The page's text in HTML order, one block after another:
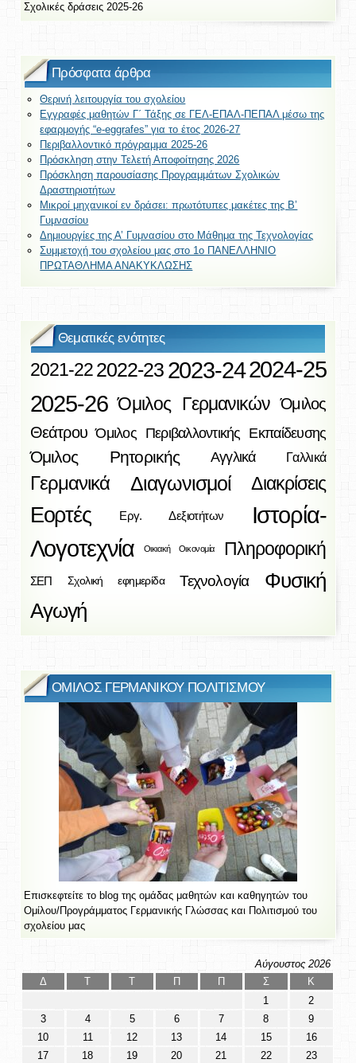
Σχολικές δράσεις 2025-26
Πρόσφατα άρθρα
Θερινή λειτουργία του σχολείου
Εγγραφές μαθητών Γ΄ Τάξης σε ΓΕΛ-ΕΠΑΛ-ΠΕΠΑΛ μέσω της
εφαρμογής “e-eggrafes” για το έτος 2026-27
Περιβαλλοντικό πρόγραμμα 2025-26
Πρόσκληση στην Τελετή Αποφοίτησης 2026
Πρόσκληση παρουσίασης Προγραμμάτων Σχολικών
Δραστηριοτήτων
Μικροί μηχανικοί εν δράσει: πρωτότυπες μακέτες της Β’
Γυμνασίου
Δημιουργίες της Α’ Γυμνασίου στο Μάθημα της Τεχνολογίας
Συμμετοχή του σχολείου μας στο 1ο ΠΑΝΕΛΛΗΝΙΟ
ΠΡΩΤΑΘΛΗΜΑ ΑΝΑΚΥΚΛΩΣΗΣ
Θεματικές ενότητες
2021-22 2022-23 2023-242024-25
2025-26 Όμιλος Γερμανικών
Όμιλος
Θεάτρου Όμιλος Περιβαλλοντικής Εκπαίδευσης
Όμιλος Ρητορικής Αγγλικά Γαλλικά
Γερμανικά Διαγωνισμοί Διακρίσεις
Εορτές Εργ. Δεξιοτήτων
Ιστορία-
Λογοτεχνία
Οικιακή Οικονομία Πληροφορική
ΣΕΠ Σχολική εφημερίδα Τεχνολογία
Φυσική
Αγωγή
ΟΜΙΛΟΣ ΓΕΡΜΑΝΙΚΟΥ ΠΟΛΙΤΙΣΜΟΥ
Επισκεφτείτε το blog της ομάδας μαθητών και καθηγητών του
Ομίλου/Προγράμματος Γερμανικής Γλώσσας και Πολιτισμού του
σχολείου μας
Αύγουστος 2026
Δ
Τ Τ Π Π Σ
Κ
1
2
3
4 5 6 7 8
9
10
11 12 13 14 15
16
17
18 19 20 21 22
23